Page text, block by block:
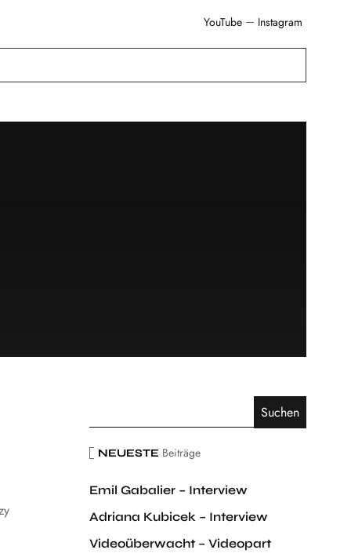
Instagram
YouTube
NEUESTE Beiträge
Emil Gabalier – Interview
Adriana Kubicek – Interview
Videoüberwacht – Videopart